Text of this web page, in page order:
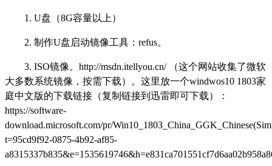
1. U盘（8G容量以上）
2. 制作U盘启动镜像工具：refus。
3. ISO镜像。http://msdn.itellyou.cn/ （这个网站收集了微软
大多数系统镜像，按需下载）。这里放一个windwos10 1803家
庭中文版的下载链接（复制链接到迅雷即可下载）：
https://software-
download.microsoft.com/pr/
t=95cd9f92-0875-4b92-af85-